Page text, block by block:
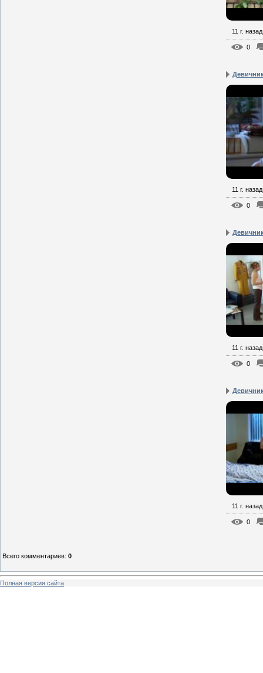
11 г. назад
0
11 г. назад
0
11 г. назад
0
11 г. назад
0
Всего комментариев: 0
Полная версия сайта